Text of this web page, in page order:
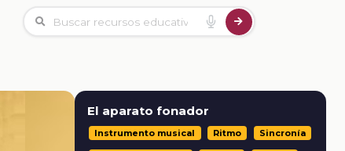
El aparato fonador
Instrumento musical Ritmo Sincronía